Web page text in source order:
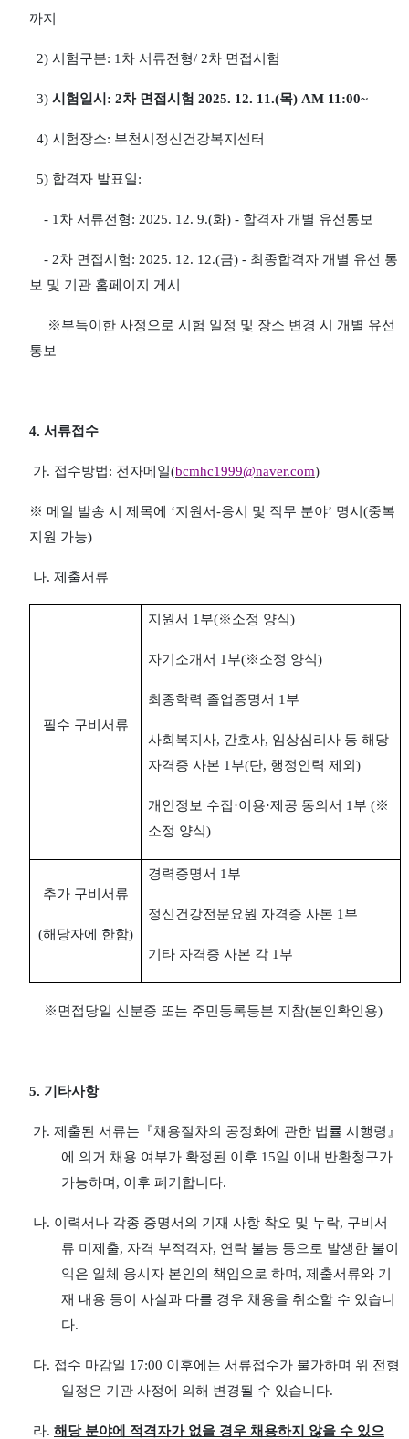
까지
2) 시험구분: 1 차 서류전형/ 2차 면접시험
3) 시험일시 : 2차 면접시험 2025. 12. 11.(목) AM 11:00~
4) 시험장소: 부천시정신건강복지센터
5) 합격자 발표일:
- 1 차 서류전형: 2025. 12. 9.(화) - 합격자 개별 유선통보
- 2차 면접시험: 2025. 12. 12.(금) - 최종합격자 개별 유선 통
보 및 기관 홈페이지 게시
※부득이한 사정으로 시험 일정 및 장소 변경 시 개별 유선
통보
4. 서류접수
가. 접수방법: 전자메일(bcmhc1999@naver.com)
※ 메일 발송 시 제목에 ‘지원서-응시 및 직무 분야’ 명시 (중복
지원 가능)
나. 제출서류
필수 구비서류
지원서 1 부(※소정 양식)
자기소개서 1 부(※소정 양식)
최종학력 졸업증명서 1 부
사회복지사, 간호사, 임상심리사 등 해당
자격증 사본 1 부(단, 행정인력 제외 )
개인정보 수집·이용·제공 동의서 1 부 (※
소정 양식)
추가 구비서류
(해당자에 한함)
경력증명서 1 부
정신건강전문요원 자격증 사본 1 부
기타 자격증 사본 각 1 부
※면접당일 신분증 또는 주민등록등본 지참(본인확인용)
5. 기타사항
가. 제출된 서류는 『채용절차의 공정화에 관한 법률 시행령 』
에 의거 채용 여부가 확정된 이후 15일 이내 반환청구가
가능하며 , 이후 폐기합니다.
나. 이력서나 각종 증명서의 기재 사항 착오 및 누락, 구비서
류 미제출, 자격 부적격자, 연락 불능 등으로 발생한 불이
익은 일체 응시자 본인의 책임으로 하며 , 제출서류와 기
재 내용 등이 사실과 다를 경우 채용을 취소할 수 있습니
다.
다. 접수 마감일 17:00 이후에는 서류접수가 불가하며 위 전형
일정은 기관 사정에 의해 변경될 수 있습니다.
라. 해당 분야에 적격자가 없을 경우 채용하지 않을 수 있으